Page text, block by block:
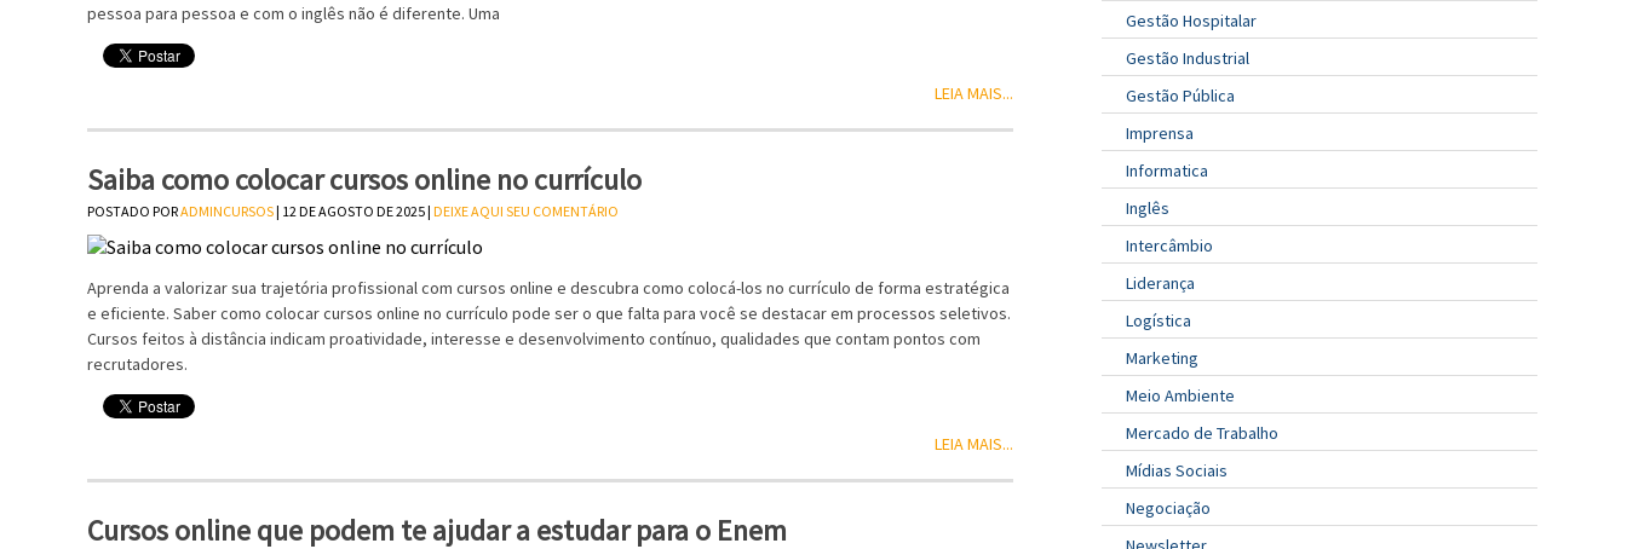
pessoa para pessoa e com o inglês não é diferente. Uma
LEIA MAIS...
Saiba como colocar cursos online no currículo
POSTADO PORADMINCURSOS| 12 DE AGOSTO DE 2025 | DEIXE AQUI SEU COMENTÁRIO
Aprenda a valorizar sua trajetória profissional com cursos online e descubra como colocá-los no currículo de forma estratégica
e eficiente. Saber como colocar cursos online no currículo pode ser o que falta para você se destacar em processos seletivos.
Cursos feitos à distância indicam proatividade, interesse e desenvolvimento contínuo, qualidades que contam pontos com
recrutadores.
LEIA MAIS...
Cursos online que podem te ajudar a estudar para o Enem
Gestão Hospitalar
Gestão Industrial
Gestão Pública
Imprensa
Informatica
Inglês
Intercâmbio
Liderança
Logística
Marketing
Meio Ambiente
Mercado de Trabalho
Mídias Sociais
Negociação